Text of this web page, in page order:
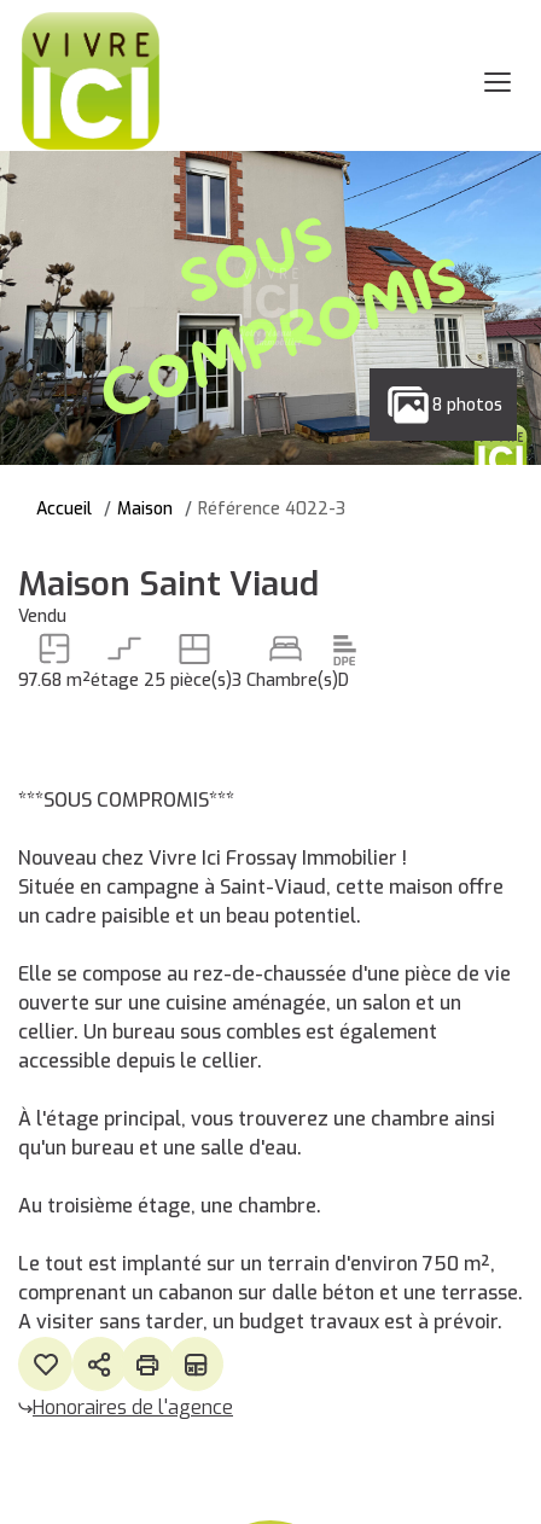
8 photos
Accueil Maison Référence 4022-3
Maison Saint Viaud
Vendu
97.68 m²étage 25 pièce(s)3 Chambre(s)D
***SOUS COMPROMIS***
Nouveau chez Vivre Ici Frossay Immobilier !
Située en campagne à Saint-Viaud, cette maison offre
un cadre paisible et un beau potentiel.
Elle se compose au rez-de-chaussée d'une pièce de vie
ouverte sur une cuisine aménagée, un salon et un
cellier. Un bureau sous combles est également
accessible depuis le cellier.
À l'étage principal, vous trouverez une chambre ainsi
qu'un bureau et une salle d'eau.
Au troisième étage, une chambre.
Le tout est implanté sur un terrain d'environ 750 m²,
comprenant un cabanon sur dalle béton et une terrasse.
A visiter sans tarder, un budget travaux est à prévoir.
Honoraires de l'agence